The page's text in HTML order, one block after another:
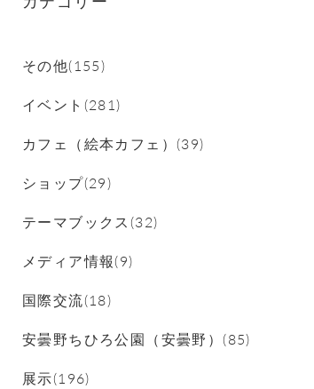
その他(155)
イベント(281)
カフェ（絵本カフェ）(39)
ショップ(29)
テーマブックス(32)
メディア情報(9)
国際交流(18)
安曇野ちひろ公園（安曇野）(85)
展示(196)